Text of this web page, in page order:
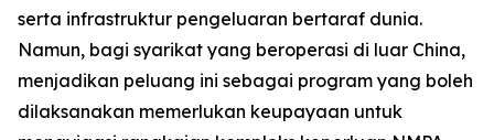
serta infrastruktur pengeluaran bertaraf dunia.
Namun, bagi syarikat yang beroperasi di luar China,
menjadikan peluang ini sebagai program yang boleh
dilaksanakan memerlukan keupayaan untuk